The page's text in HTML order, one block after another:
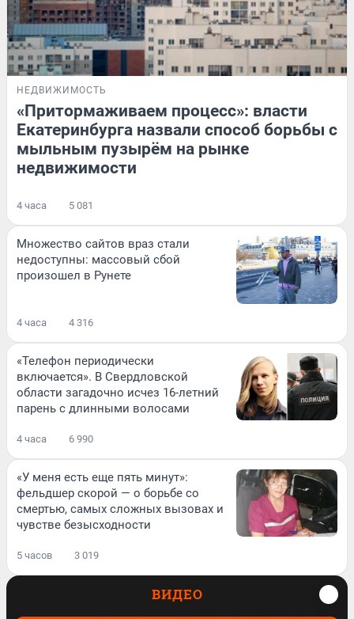
НЕДВИЖИМОСТЬ
«Притормаживаем процесс»: власти
Екатеринбурга назвали способ борьбы с
мыльным пузырём на рынке
недвижимости
4 часа 5 081
Множество сайтов враз стали
недоступны: массовый сбой
произошел в Рунете
4 часа 4 316
«Телефон периодически
включается». В Свердловской
области загадочно исчез 16-летний
парень с длинными волосами
4 часа 6 990
«У меня есть еще пять минут»:
фельдшер скорой — о борьбе со
смертью, самых сложных вызовах и
чувстве безысходности
5 часов 3 019
ВИДЕО